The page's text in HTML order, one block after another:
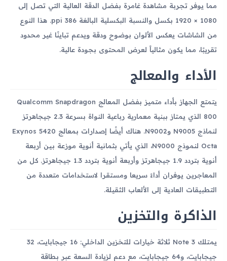
مما يوفر تجربة مشاهدة غامرة بفضل الدقة العالية التي تصل إلى
1080 × 1920 بكسل والنسبة البكسلية البالغة 386 ppi. هذا النوع
من الشاشات يعكس الألوان بوضوح ودقة ويدعم تباينًا غير محدود
تقريبًا، مما يكون مثالياً لعرض المحتوى بجودة عالية.
الأداء والمعالج
يتمتع الجهاز بأداء متميز بفضل المعالج Qualcomm Snapdragon
800 الذي يمتاز ببنية معمارية رباعية النواة بسرعة 2.3 جيجاهرتز
لنماذج N9005 وN9002. هناك أيضًا إصدارات بمعالج Exynos 5420
Octa لنموذج N9000، الذي يأتي بثمانية أنوية موزعة بين أربعة
أنوية بتردد 1.9 جيجاهرتز وأربعة أنوية بتردد 1.3 جيجاهرتز. كل من
المعاجرين يوفران أداءً سريعا ومستقرا لاستخدامات متعددة من
التطبيقات العادية إلى الألعاب الثقيلة.
الذاكرة والتخزين
يمتلك Note 3 ثلاثة خيارات للتخزين الداخلي: 16 جيجابايت، 32
جيجابايت، و64 جيجابايت، مع دعم لزيادة السعة عبر بطاقة